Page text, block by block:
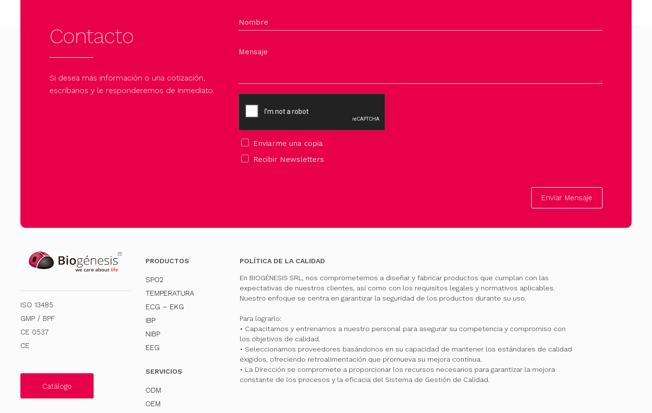
Contacto
Si desea más información o una cotización,
escríbanos y le responderemos de inmediato.
Nombre
Mensaje
Enviarme una copia
Recibir Newsletters
Enviar Mensaje
ISO 13485
GMP / BPF
CE 0537
CE
Catálogo
PRODUCTOS
SPO2
TEMPERATURA
ECG – EKG
IBP
NIBP
EEG
SERVICIOS
ODM
OEM
POLÍTICA DE LA CALIDAD
En BIOGÉNESIS SRL, nos comprometemos a diseñar y fabricar productos que cumplan con las
expectativas de nuestros clientes, así como con los requisitos legales y normativos aplicables.
Nuestro enfoque se centra en garantizar la seguridad de los productos durante su uso.
Para lograrlo:
• Capacitamos y entrenamos a nuestro personal para asegurar su competencia y compromiso con
los objetivos de calidad.
• Seleccionamos proveedores basándonos en su capacidad de mantener los estándares de calidad
exigidos, ofreciendo retroalimentación que promueva su mejora continua.
• La Dirección se compromete a proporcionar los recursos necesarios para garantizar la mejora
constante de los procesos y la eficacia del Sistema de Gestión de Calidad.